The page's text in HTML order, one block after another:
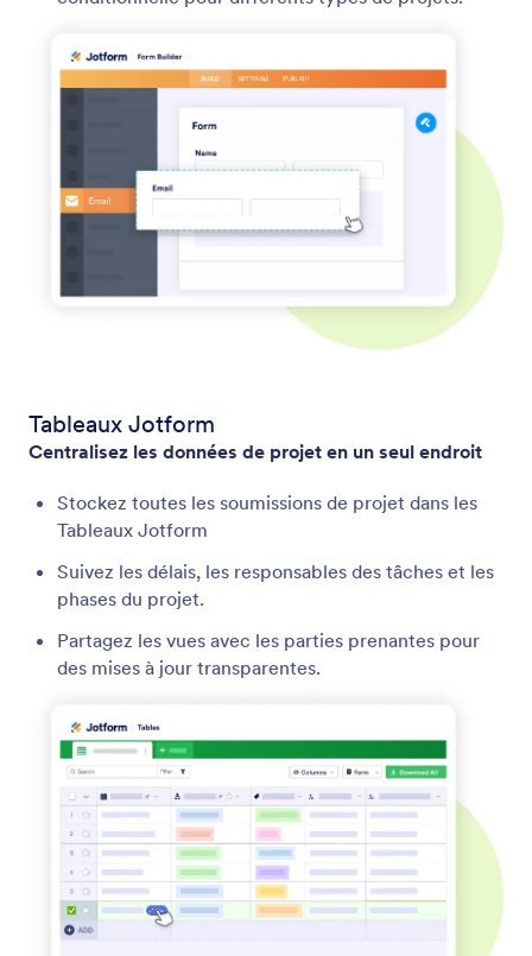
Tableaux Jotform
Centralisez les données de projet en un seul endroit
Stockez toutes les soumissions de projet dans les
Tableaux Jotform
Suivez les délais, les responsables des tâches et les
phases du projet.
Partagez les vues avec les parties prenantes pour
des mises à jour transparentes.